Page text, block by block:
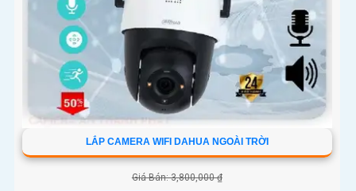
LẮP CAMERA WIFI DAHUA NGOÀI TRỜI
Giá Bán: 3,800,000 ₫